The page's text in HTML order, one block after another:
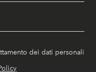
dei dati personali